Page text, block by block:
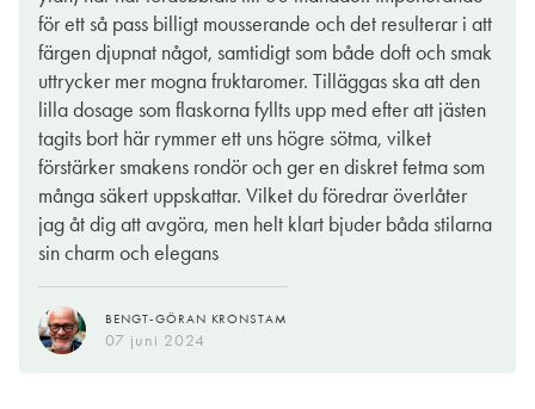
för ett så pass billigt mousserande och det resulterar i att
färgen djupnat något, samtidigt som både doft och smak
uttrycker mer mogna fruktaromer. Tilläggas ska att den
lilla dosage som flaskorna fyllts upp med efter att jästen
tagits bort här rymmer ett uns högre sötma, vilket
förstärker smakens rondör och ger en diskret fetma som
många säkert uppskattar. Vilket du föredrar överlåter
jag åt dig att avgöra, men helt klart bjuder båda stilarna
sin charm och elegans
BENGT-GÖRAN KRONSTAM
07 juni 2024